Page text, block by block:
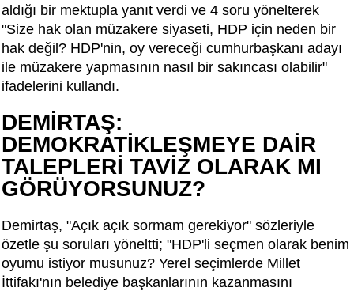
aldığı bir mektupla yanıt verdi ve 4 soru yönelterek
"Size hak olan müzakere siyaseti, HDP için neden bir
hak değil? HDP'nin, oy vereceği cumhurbaşkanı adayı
ile müzakere yapmasının nasıl bir sakıncası olabilir"
ifadelerini kullandı.
DEMİRTAŞ:
DEMOKRATİKLEŞMEYE DAİR
TALEPLERİ TAVİZ OLARAK MI
GÖRÜYORSUNUZ?
Demirtaş, "Açık açık sormam gerekiyor" sözleriyle
özetle şu soruları yöneltti; "HDP'li seçmen olarak benim
oyumu istiyor musunuz? Yerel seçimlerde Millet
İttifakı'nın belediye başkanlarının kazanmasını